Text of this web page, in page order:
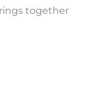
together